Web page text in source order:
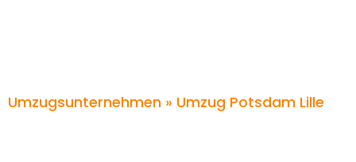
Umzugsunternehmen » Umzug Potsdam Lille